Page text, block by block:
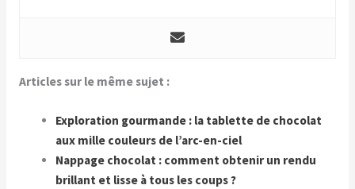
Articles sur le même sujet :
Exploration gourmande : la tablette de chocolat
aux mille couleurs de l’arc-en-ciel
Nappage chocolat : comment obtenir un rendu
brillant et lisse à tous les coups ?